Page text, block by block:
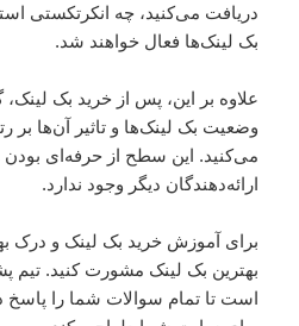
دریافت می‌کنید، چه انکرتکستی
بک لینک‌ها فعال خواهند شد.
علاوه بر این، پس از خرید بک
وضعیت بک لینک‌ها و تاثیر آن‌ها بر
می‌کنید. این سطح از حرفه‌ای بودن
ارائه‌دهندگان دیگر وجود ندارد.
برای آموزش خرید بک لینک و درک
بهترین بک لینک مشورت کنید. تیم
است تا تمام سوالات شما را پاسخ